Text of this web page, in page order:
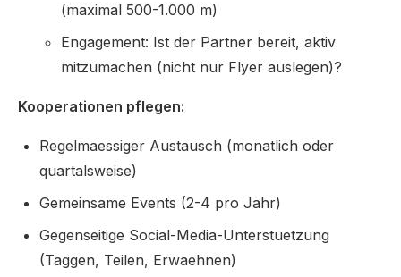
(maximal 500-1.000 m)
Engagement: Ist der Partner bereit, aktiv
mitzumachen (nicht nur Flyer auslegen)?
Kooperationen pflegen:
Regelmaessiger Austausch (monatlich oder
quartalsweise)
Gemeinsame Events (2-4 pro Jahr)
Gegenseitige Social-Media-Unterstuetzung
(Taggen, Teilen, Erwaehnen)